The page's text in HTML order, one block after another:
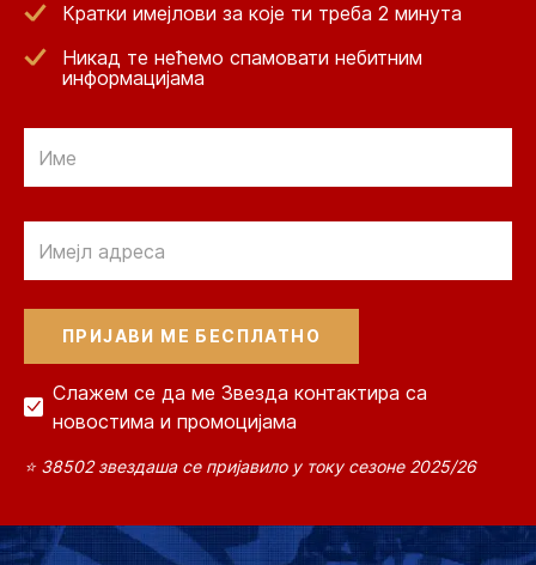
Кратки имејлови за које ти треба 2 минута
Никад те нећемо спамовати небитним
информацијама
Слажем се да ме Звезда контактира са
новостима и промоцијама
⭐ 38502 звездаша се пријавило у току сезоне 2025/26